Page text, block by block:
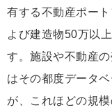
有する不動産ポー
よび建造物50万以
す。施設や不動産
はその都度データ
が、これほどの規